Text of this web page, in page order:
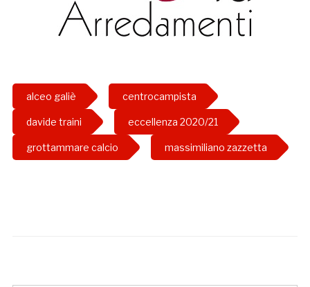
alceo galiè centrocampista
davide traini eccellenza 2020/21
grottammare calcio massimiliano zazzetta